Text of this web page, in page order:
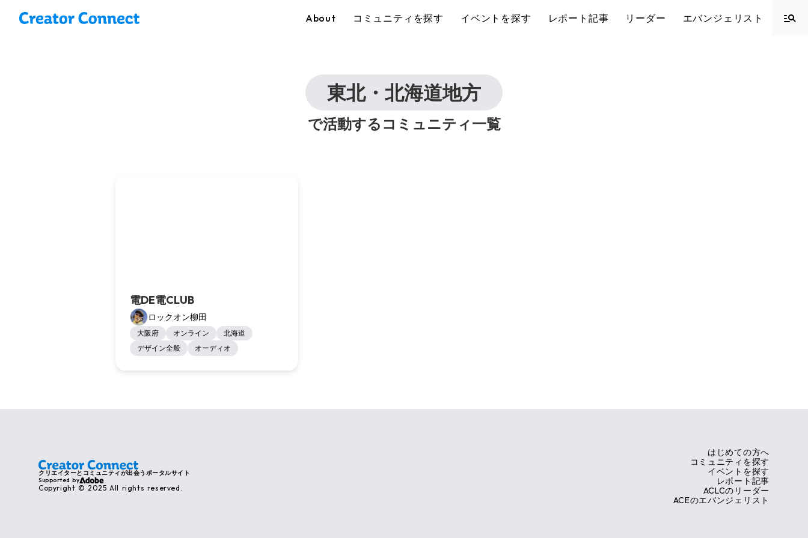
About コミュニティを探す イベントを探す レポート記事 リーダー エバンジェリスト
東北・北海道地方
で活動するコミュニティ一覧
電DE電CLUB
ロックオン柳田
大阪府 オンライン
北海道
デザイン全般
オーディオ
クリエイターとコミュニティが出会うポータルサイト
Supported by
Copyright © 2025 All rights reserved.
はじめての方へ
コミュニティを探す
イベントを探す
レポート記事
ACLCのリーダー
ACEのエバンジェリスト